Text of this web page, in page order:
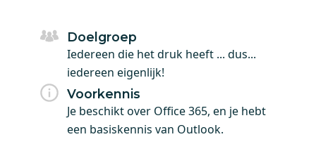
Doelgroep
Iedereen die het druk heeft ... dus...
iedereen eigenlijk!
Voorkennis
Je beschikt over Office 365, en je hebt
een basiskennis van Outlook.